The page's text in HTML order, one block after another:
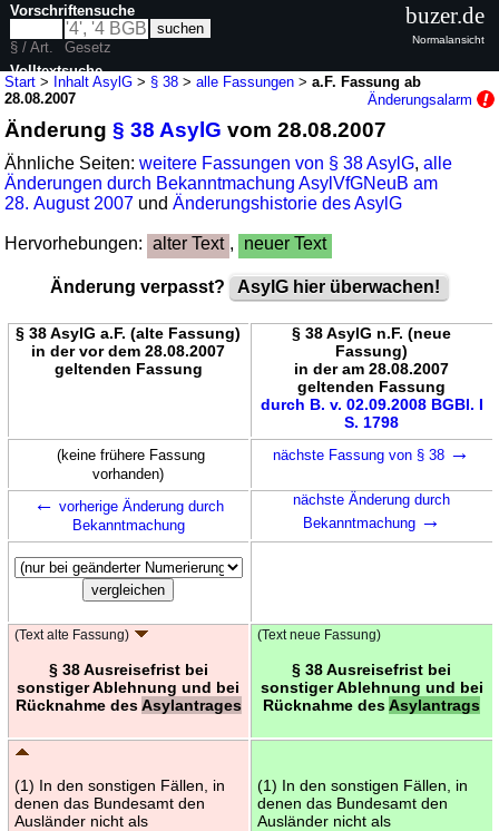
Start > Inhalt AsylG > § 38 >alle Fassungen >a.F. Fassung ab
28.08.2007
Änderungsalarm
Änderung§ 38 AsylG vom 28.08.2007
Ähnliche Seiten:weitere Fassungen von § 38 AsylG,alle
Änderungen durch Bekanntmachung AsylVfGNeuB am
28. August 2007 undÄnderungshistorie des AsylG
Hervorhebungen: alter Text , neuer Text
Änderung verpasst? AsylG hier überwachen!
§ 38 AsylG a.F. (alte Fassung)
in der vor dem 28.08.2007
geltenden Fassung
§ 38 AsylG n.F. (neue
Fassung)
in der am 28.08.2007
geltenden Fassung
durch B. v. 02.09.2008 BGBl. I
S. 1798
(keine frühere Fassung
vorhanden)
nächste Fassung von § 38 →
← vorherige Änderung durch
Bekanntmachung
nächste Änderung durch
Bekanntmachung →
(Text alte Fassung)
§ 38 Ausreisefrist bei
sonstiger Ablehnung und bei
Rücknahme desAsylantrages
(Text neue Fassung)
§ 38 Ausreisefrist bei
sonstiger Ablehnung und bei
Rücknahme desAsylantrags
(1) In den sonstigen Fällen, in
denen das Bundesamt den
Ausländer nicht als
(1) In den sonstigen Fällen, in
denen das Bundesamt den
Ausländer nicht als
Vorschriftensuche
§ / Art.
Gesetz
Volltextsuche
buzer.de
Normalansicht